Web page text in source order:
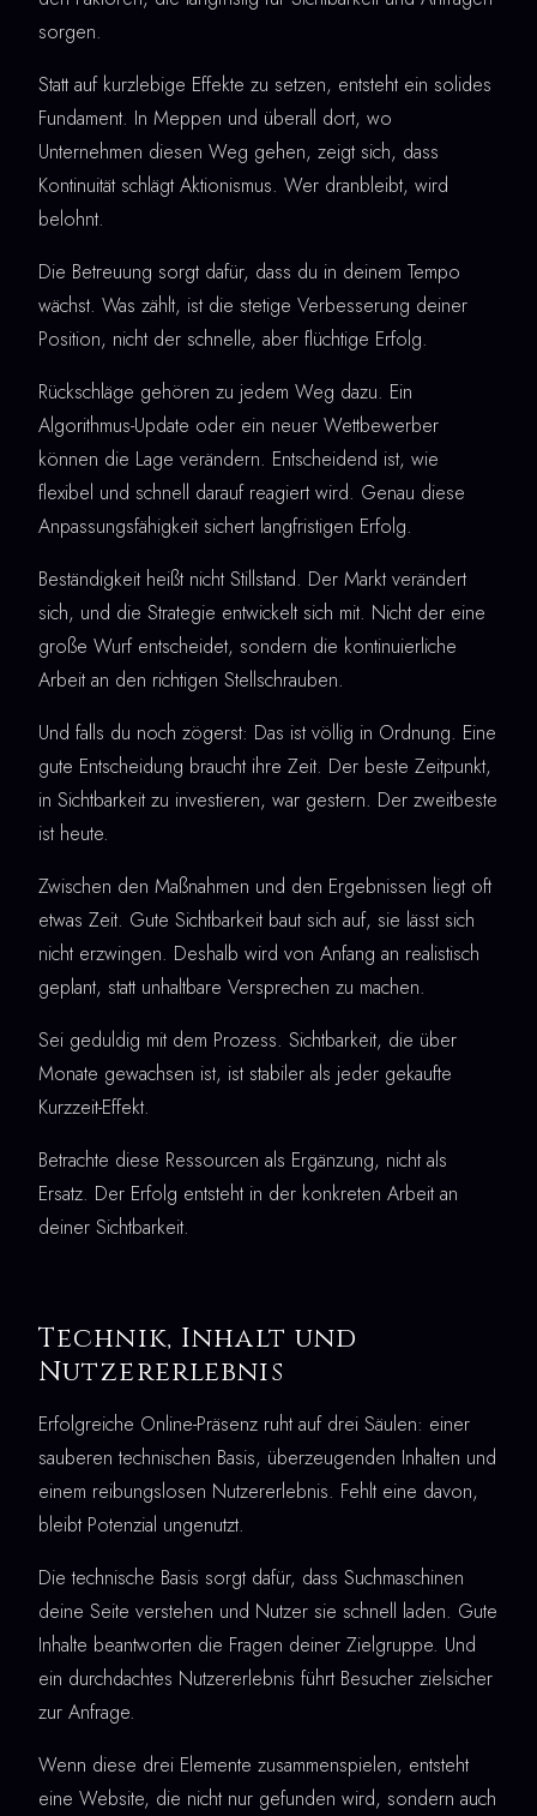
sorgen.
Statt auf kurzlebige Effekte zu setzen, entsteht ein solides
Fundament. In Meppen und überall dort, wo
Unternehmen diesen Weg gehen, zeigt sich, dass
Kontinuität schlägt Aktionismus. Wer dranbleibt, wird
belohnt.
Die Betreuung sorgt dafür, dass du in deinem Tempo
wächst. Was zählt, ist die stetige Verbesserung deiner
Position, nicht der schnelle, aber flüchtige Erfolg.
Rückschläge gehören zu jedem Weg dazu. Ein
Algorithmus-Update oder ein neuer Wettbewerber
können die Lage verändern. Entscheidend ist, wie
flexibel und schnell darauf reagiert wird. Genau diese
Anpassungsfähigkeit sichert langfristigen Erfolg.
Beständigkeit heißt nicht Stillstand. Der Markt verändert
sich, und die Strategie entwickelt sich mit. Nicht der eine
große Wurf entscheidet, sondern die kontinuierliche
Arbeit an den richtigen Stellschrauben.
Und falls du noch zögerst: Das ist völlig in Ordnung. Eine
gute Entscheidung braucht ihre Zeit. Der beste Zeitpunkt,
in Sichtbarkeit zu investieren, war gestern. Der zweitbeste
ist heute.
Zwischen den Maßnahmen und den Ergebnissen liegt oft
etwas Zeit. Gute Sichtbarkeit baut sich auf, sie lässt sich
nicht erzwingen. Deshalb wird von Anfang an realistisch
geplant, statt unhaltbare Versprechen zu machen.
Sei geduldig mit dem Prozess. Sichtbarkeit, die über
Monate gewachsen ist, ist stabiler als jeder gekaufte
Kurzzeit-Effekt.
Betrachte diese Ressourcen als Ergänzung, nicht als
Ersatz. Der Erfolg entsteht in der konkreten Arbeit an
deiner Sichtbarkeit.
Technik, Inhalt und
Nutzererlebnis
Erfolgreiche Online-Präsenz ruht auf drei Säulen: einer
sauberen technischen Basis, überzeugenden Inhalten und
einem reibungslosen Nutzererlebnis. Fehlt eine davon,
bleibt Potenzial ungenutzt.
Die technische Basis sorgt dafür, dass Suchmaschinen
deine Seite verstehen und Nutzer sie schnell laden. Gute
Inhalte beantworten die Fragen deiner Zielgruppe. Und
ein durchdachtes Nutzererlebnis führt Besucher zielsicher
zur Anfrage.
Wenn diese drei Elemente zusammenspielen, entsteht
eine Website, die nicht nur gefunden wird, sondern auch